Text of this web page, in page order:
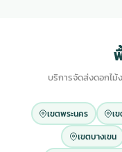
บริการจัดส่งดอกไ
เขตพระนคร เ
เขตบางเขน